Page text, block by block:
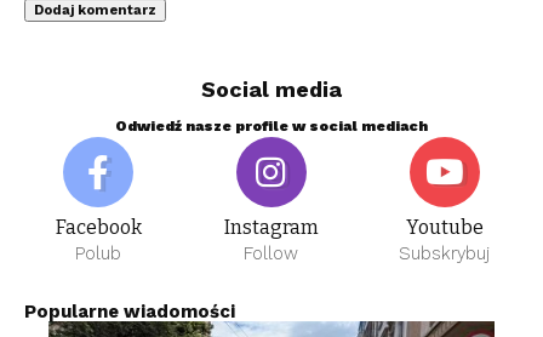
Social media
Odwiedź nasze profile w social mediach
Facebook
Polub
Instagram
Follow
Youtube
Subskrybuj
Popularne wiadomości